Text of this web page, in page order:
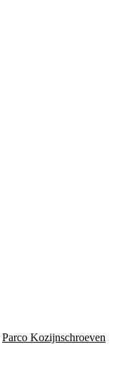
Parco Kozijnschroeven